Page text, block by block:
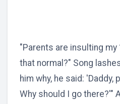
"Parents are insulting
that normal?" Song
him why, he said: 'Daddy,
Why should I go there?'"